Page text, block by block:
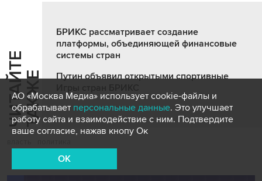
Ч
И
Т
АЙ
Т
Е
Т
А
К
ЖЕ
БРИКС рассматривает создание
платформы, объединяющей финансовые
системы стран
Путин объявил открытыми спортивные
АО «Москва Медиа» использует cookie-файлы и
обрабатывает персональные данные. Это улучшает
работу сайта и взаимодействие с ним. Подтвердите
ваше согласие, нажав кнопу Ок
OK